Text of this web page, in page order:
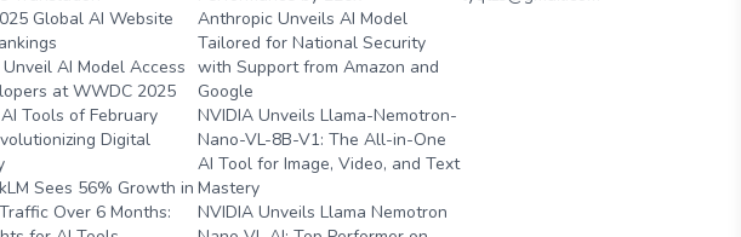
Global AI Website
AI Model Access
at WWDC 2025
Tools of February
Digital
Sees 56% Growth in
Over 6 Months:
Anthropic Unveils AI Model
Tailored for National Security
with Support from Amazon and
Google
NVIDIA Unveils Llama-Nemotron-
Nano-VL-8B-V1: The All-in-One
AI Tool for Image, Video, and Text
Mastery
NVIDIA Unveils Llama Nemotron